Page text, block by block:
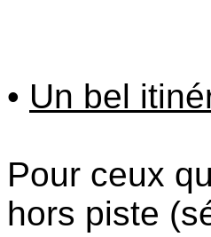
• Un bel
Pour ceux
hors piste